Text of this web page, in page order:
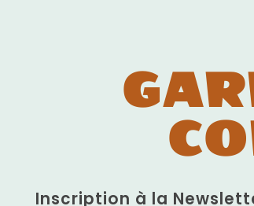
Inscription à la